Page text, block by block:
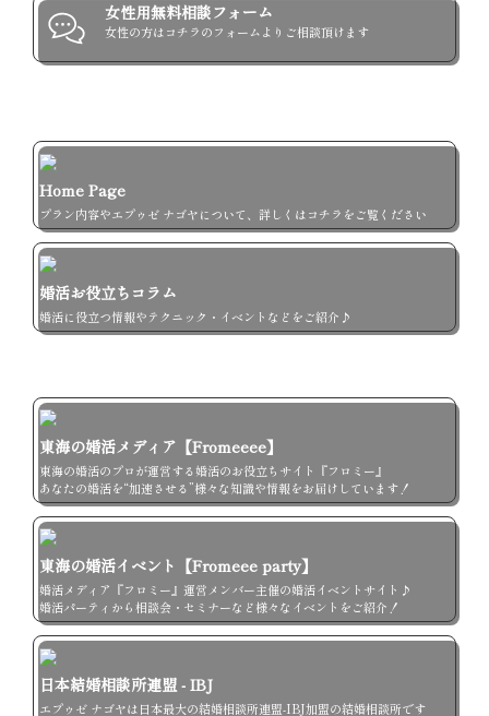
自身の結婚やブライダル事業で沢山の新郎新婦様と関わる中
で、やはり「分かち合える幸せ」は本当に素敵な事だと実
感。
そんな想いをもってお手伝いさせて頂きます！
まずは気軽にお話する所からスタートしましょう！
女性用無料相談フォーム
女性の方はコチラのフォームよりご相談頂けます
Home Page
プラン内容やエプゥゼ ナゴヤについて、詳しくはコチラをご覧ください
婚活お役立ちコラム
婚活に役立つ情報やテクニック・イベントなどをご紹介♪
東海の婚活メディア【Fromeeee】
東海の婚活のプロが運営する婚活のお役立ちサイト『フロミー』
あなたの婚活を“加速させる”様々な知識や情報をお届けしています！
東海の婚活イベント【Fromeee party】
婚活メディア『フロミー』運営メンバー主催の婚活イベントサイト♪
婚活パーティから相談会・セミナーなど様々なイベントをご紹介！
日本結婚相談所連盟 - IBJ
エプゥゼ ナゴヤは日本最大の結婚相談所連盟-IBJ加盟の結婚相談所です